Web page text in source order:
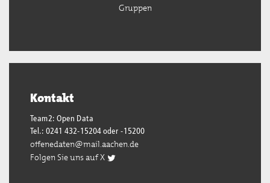
Gruppen
Kontakt
Team2: Open Data
Tel.: 0241 432-15204 oder -15200
offenedaten@mail.aachen.de
Folgen Sie uns auf X